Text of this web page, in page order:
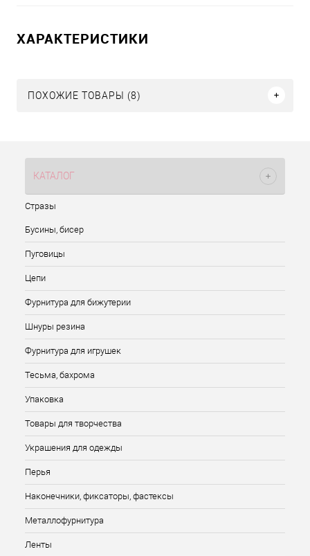
ХАРАКТЕРИСТИКИ
ПОХОЖИЕ ТОВАРЫ (8)
КАТАЛОГ
Стразы
Бусины, бисер
Пуговицы
Цепи
Фурнитура для бижутерии
Шнуры резина
Фурнитура для игрушек
Тесьма, бахрома
Упаковка
Товары для творчества
Украшения для одежды
Перья
Наконечники, фиксаторы, фастексы
Металлофурнитура
Ленты